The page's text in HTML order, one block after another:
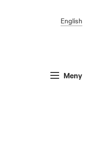
English
Meny